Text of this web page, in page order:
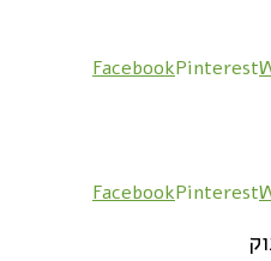
FacebookPinterest
FacebookPinterest